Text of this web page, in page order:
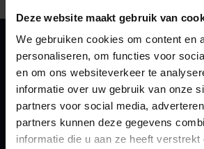
Deze website maakt gebruik van
We gebruiken cookies om content en
personaliseren, om functies voor
en om ons websiteverkeer te
informatie over uw gebruik van onze
partners voor social media,
partners kunnen deze gegevens
informatie die u aan ze heeft verstrekt
ABONNEER OP ONZE
Blijf op de hoogte van de nieuwste
beste deals